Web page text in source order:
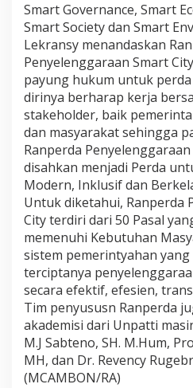
Smart Governance, Smart
Smart Society dan Smart
Lekransy menandaskan
Penyelenggaraan Smart
payung hukum untuk
dirinya berharap kerja
stakeholder, baik
dan masyarakat sehingga
Ranperda
disahkan menjadi Perda
Modern, Inklusif dan
Untuk diketahui, Ranperda
City terdiri dari 50 Pasal
memenuhi Kebutuhan
sistem pemerintyahan
terciptanya
secara efektif, efesien,
Tim penyususn Ranperda
akademisi dari Unpatti
M.J Sabteno, SH. M.Hum,
MH, dan Dr. Revency
(MCAMBON/RA)